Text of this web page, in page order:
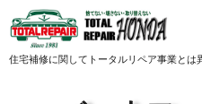
住宅補修に関してトータルリペア事業とは